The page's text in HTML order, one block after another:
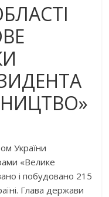
України
«Велике
і побудовано 215
Глава держави